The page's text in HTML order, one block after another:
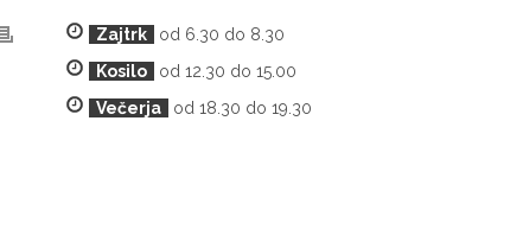
Zajtrk
od 6.30 do 8.30
Kosilo
od 12.30 do 15.00
Večerja
od 18.30 do 19.30